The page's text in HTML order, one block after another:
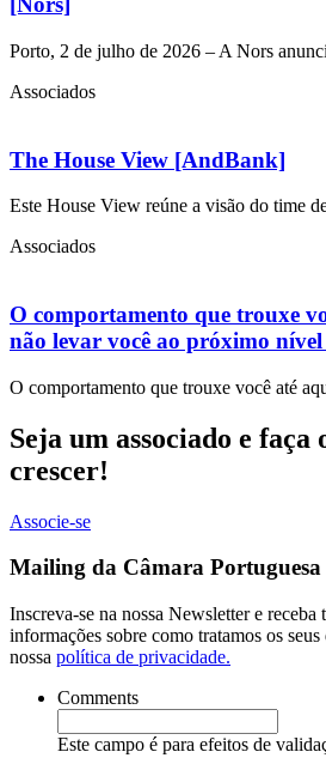
Porto, 2 de julho de 2026 – A Nors
Associados
The House View [AndBank]
Este House View reúne a visão do time
Associados
O comportamento que trouxe
não levar você ao próximo
O comportamento que trouxe você até
Seja um associado e faça
crescer!
Associe-se
Mailing da Câmara Portuguesa
Inscreva-se na nossa Newsletter e receba
informações sobre como tratamos os seus
nossa política de privacidade.
Comments
Este campo é para efeitos de